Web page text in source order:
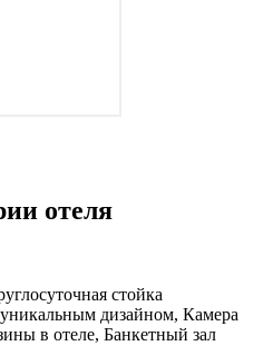
отеля
стойка
дизайном, Камера
в отеле, Банкетный зал